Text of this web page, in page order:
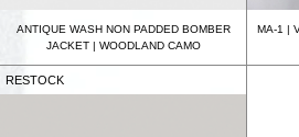
ANTIQUE WASH NON PADDED BOMBER
JACKET | WOODLAND CAMO
MA-1 |
RESTOCK